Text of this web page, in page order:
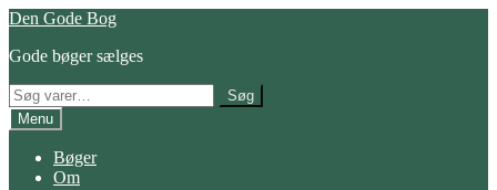
Spring
navigation
Spring
indhold
Den Gode Bog
Gode bøger sælges
Søg
efter:
Søg
Menu
Bøger
Om